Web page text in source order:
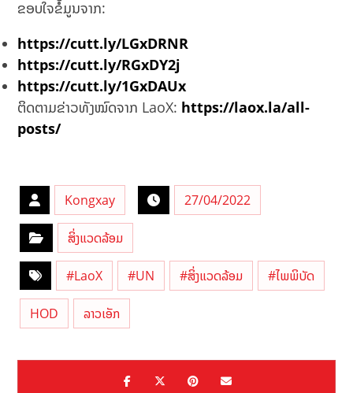
ຂອບໃຈຂໍ້ມູນຈາກ:
https://cutt.ly/LGxDRNR
https://cutt.ly/RGxDY2j
https://cutt.ly/1GxDAUx
ຕິດຕາມຂ່າວທັງໝົດຈາກ LaoX: https://laox.la/all-
posts/
Kongxay 27/04/2022
ສິ່ງແວດລ້ອມ
#LaoX #UN #ສິ່ງແວດລ້ອມ #ໄພພິບັດ
HOD ລາວເອັກ